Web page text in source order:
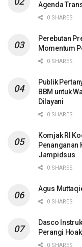
Agenda
0 SHARES
Perebutan
Momentum
0 SHARES
Publik
BBM untuk
Dilayani
0 SHARES
Komjak RI
Penanganan
Jampidsus
0 SHARES
Agus
0 SHARES
Dasco
Perangi
0 SHARES